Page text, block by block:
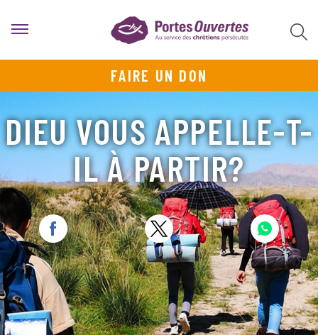
FAIRE UN DON
DIEU VOUS APPELLE-T-
IL À PARTIR?